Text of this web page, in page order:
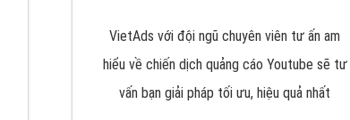
VietAds với đội ngũ chuyên viên tư ấn am
hiểu về chiến dịch quảng cáo Youtube sẽ tư
vấn bạn giải pháp tối ưu, hiệu quả nhất